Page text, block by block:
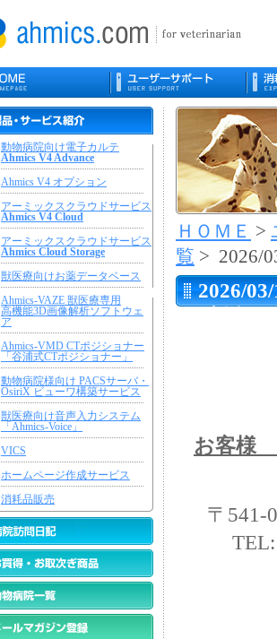
ＨＯＭＥ >
覧 > 2026/
2026/
お客様
〒541-
動物病院向け電子カルテ
Ahmics V4 Advance
Ahmics V4 オプション
アーミックスクラウドサービス
Ahmics V4 Cloud
アーミックスクラウドサービス
Ahmics Cloud Storage
獣医療向けお薬データベース
Ahmics-VAZE 獣医療専用
高機能3D画像解析ソフトウェ
ア
Ahmics-VMD CTポジショナー
「谷浦式CTポジショナー」
動物病院様向け PACSサーバ・
OsiriX ビューワ構築サービス
獣医療向け音声入力システム
「Ahmics-Voice」
VICS
ホームページ作成サービス
消耗品販売